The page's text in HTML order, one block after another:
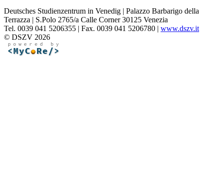
Deutsches Studienzentrum in Venedig | Palazzo Barbarigo della
Terrazza | S.Polo 2765/a Calle Corner 30125 Venezia
Tel. 0039 041 5206355 | Fax. 0039 041 5206780 | www.dszv.it
© DSZV 2026